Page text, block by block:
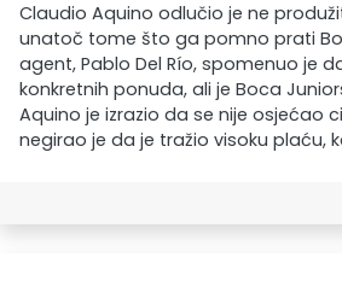
Claudio Aquino odlučio je ne
unatoč tome što ga pomno prati
agent, Pablo Del Río, spomenuo je
konkretnih ponuda, ali je Boca
Aquino je izrazio da se nije osjećao
negirao je da je tražio visoku plaću,